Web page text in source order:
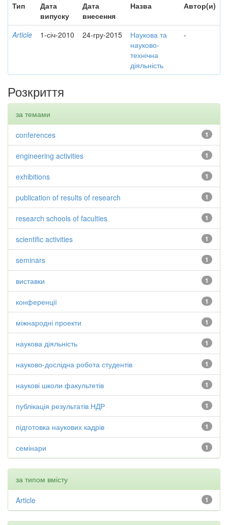
Тип
Дата
випуску
Дата
внесення
Назва Автор(и)
Article 1-січ-2010 24-гру-2015
Наукова та
науково-
технічна
діяльність
-
Розкриття
за темами
1
conferences
1
engineering activities
1
exhibitions
1
publication of results of research
1
research schools of faculties
1
scientific activities
1
seminars
1
виставки
1
конференції
1
міжнародні проекти
1
наукова діяльність
1
науково-дослідна робота студентів
1
наукові школи факультетів
1
публікація результатів НДР
1
підготовка наукових кадрів
1
семінари
за типом вмісту
1
Article